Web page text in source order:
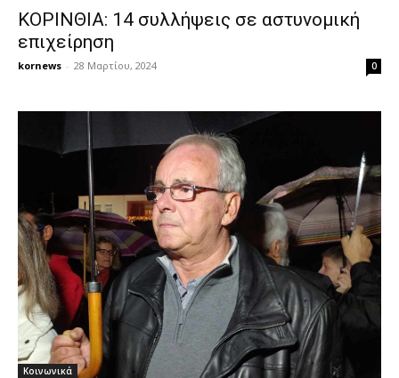
ΚΟΡΙΝΘΙΑ: 14 συλλήψεις σε αστυνομική
επιχείρηση
kornews - 28 Μαρτίου, 2024 0
Κοινωνικά